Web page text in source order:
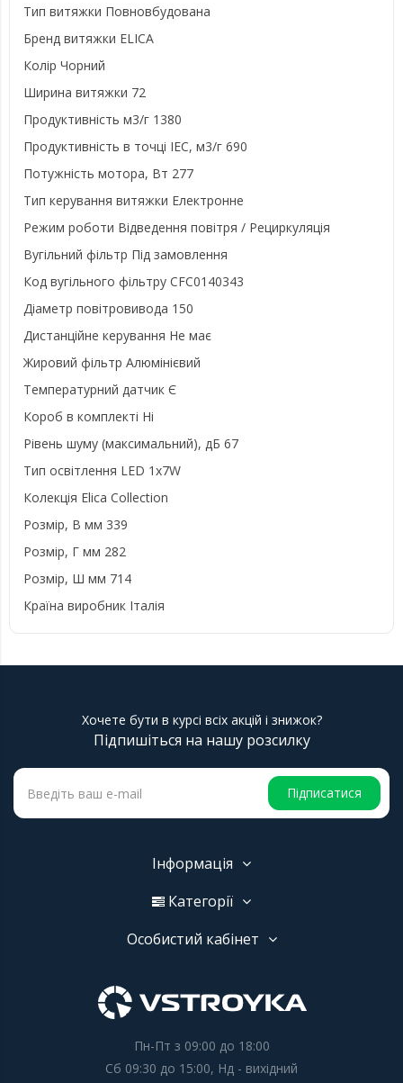
Тип витяжки Повновбудована
Бренд витяжки ELICA
Колір Чорний
Ширина витяжки 72
Продуктивність м3/г 1380
Продуктивність в точці IEC, м3/г 690
Потужність мотора, Вт 277
Тип керування витяжки Електронне
Режим роботи Відведення повітря / Рециркуляція
Вугільний фільтр Під замовлення
Код вугільного фільтру CFC0140343
Діаметр повітровивода 150
Дистанційне керування Не має
Жировий фільтр Алюмінієвий
Температурний датчик Є
Короб в комплекті Ні
Рівень шуму (максимальний), дБ 67
Тип освітлення LED 1x7W
Колекція Elica Collection
Розмір, В мм 339
Розмір, Г мм 282
Розмір, Ш мм 714
Країна виробник Італія
Хочете бути в курсі всіх акцій і знижок?
Підпишіться на нашу розсилку
Підписатися
Інформація
Категорії
Особистий кабінет
Пн-Пт з 09:00 до 18:00
Сб 09:30 до 15:00, Нд - вихідний